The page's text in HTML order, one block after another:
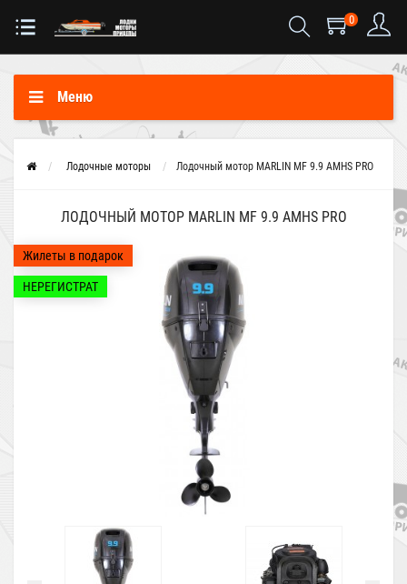
0
Меню
Лодочные моторы Лодочный мотор MARLIN MF 9.9 AMHS PRO
ЛОДОЧНЫЙ МОТОР MARLIN MF 9.9 AMHS PRO
Жилеты в подарок
НЕРЕГИСТРАТ